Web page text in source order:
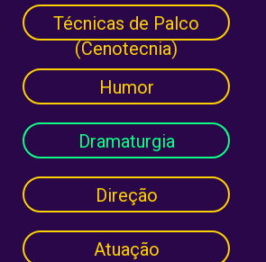
Técnicas de Palco
(Cenotecnia)
Humor
Dramaturgia
Direção
Atuação